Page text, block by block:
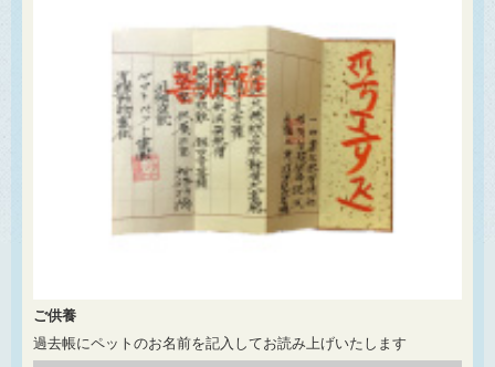
ご供養
過去帳にペットのお名前を記入してお読み上げいたします